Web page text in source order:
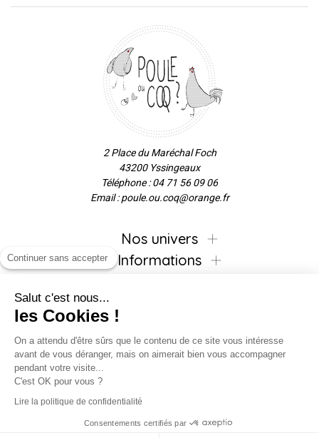
2 Place du Maréchal Foch
43200 Yssingeaux
Téléphone : 04 71 56 09 06
Email : poule.ou.coq@orange.fr
Nos univers
Informations
Inscrivez-vous à la newsletter !
Continuer sans accepter
Salut c'est nous...
les Cookies !
On a attendu d'être sûrs que le contenu de ce site vous intéresse
avant de vous déranger, mais on aimerait bien vous accompagner
pendant votre visite...
C'est OK pour vous ?
Lire la politique de confidentialité
Consentements certifiés par